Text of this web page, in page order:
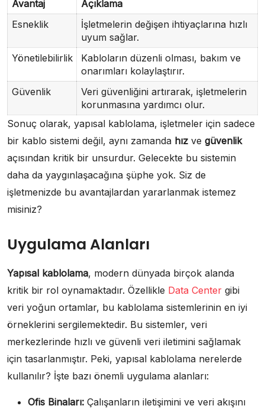
Avantaj
Açıklama
Esneklik
İşletmelerin değişen ihtiyaçlarına hızlı
uyum sağlar.
Yönetilebilirlik
Kabloların düzenli olması, bakım ve
onarımları kolaylaştırır.
Güvenlik
Veri güvenliğini artırarak, işletmelerin
korunmasına yardımcı olur.
Sonuç olarak, yapısal kablolama, işletmeler için sadece
bir kablo sistemi değil, aynı zamanda hız ve güvenlik
açısından kritik bir unsurdur. Gelecekte bu sistemin
daha da yaygınlaşacağına şüphe yok. Siz de
işletmenizde bu avantajlardan yararlanmak istemez
misiniz?
Uygulama Alanları
Yapısal kablolama, modern dünyada birçok alanda
kritik bir rol oynamaktadır. Özellikle Data Center gibi
veri yoğun ortamlar, bu kablolama sistemlerinin en iyi
örneklerini sergilemektedir. Bu sistemler, veri
merkezlerinde hızlı ve güvenli veri iletimini sağlamak
için tasarlanmıştır. Peki, yapısal kablolama nerelerde
kullanılır? İşte bazı önemli uygulama alanları:
Ofis Binaları: Çalışanların iletişimini ve veri akışını